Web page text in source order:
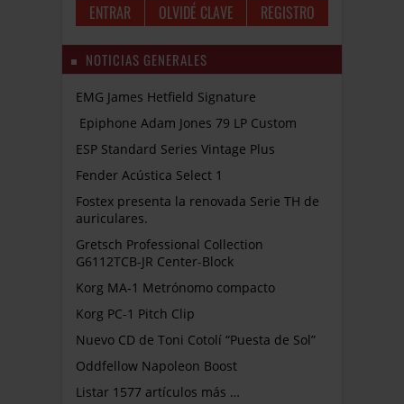
OLVIDÉ CLAVE REGISTRO
NOTICIAS GENERALES
EMG James Hetfield Signature
Epiphone Adam Jones 79 LP Custom
ESP Standard Series Vintage Plus
Fender Acústica Select 1
Fostex presenta la renovada Serie TH de
auriculares.
Gretsch Professional Collection
G6112TCB-JR Center-Block
Korg MA-1 Metrónomo compacto
Korg PC-1 Pitch Clip
Nuevo CD de Toni Cotolí “Puesta de Sol”
Oddfellow Napoleon Boost
Listar 1577 artículos más …